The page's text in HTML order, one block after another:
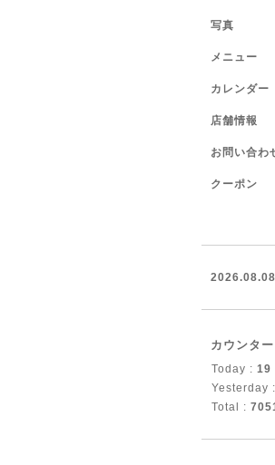
写真
メニュー
カレンダー
店舗情報
お問い合わ
クーポン
カウンター
Today : 19
Yesterday :
Total :